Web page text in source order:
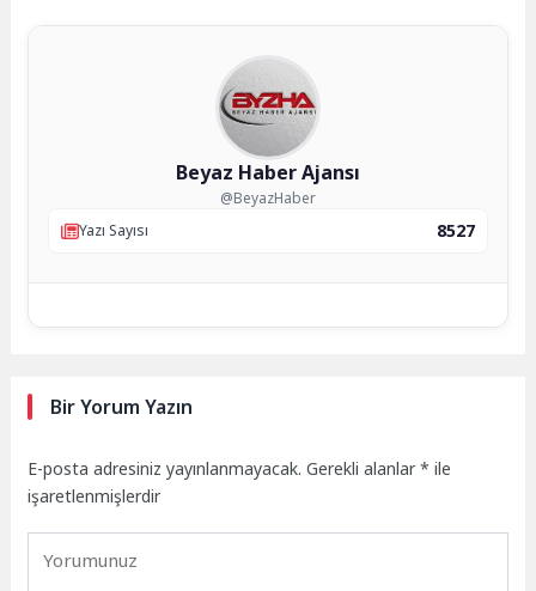
Beyaz Haber Ajansı
@BeyazHaber
Yazı Sayısı
8527
Bir Yorum Yazın
E-posta adresiniz yayınlanmayacak. Gerekli alanlar* ile
işaretlenmişlerdir